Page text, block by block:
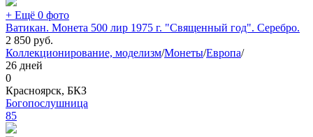
+ Ещё 0 фото
Ватикан. Монета 500 лир 1975 г. "Священный год". Серебро.
2 850 руб.
Коллекционирование, моделизм/Монеты/Европа/
26 дней
0
Красноярск, БКЗ
Богопослушница
85